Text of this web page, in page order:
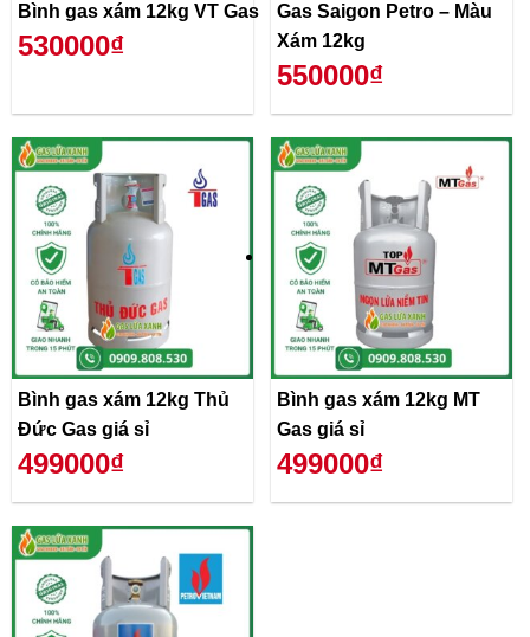
Bình gas xám 12kg VT Gas
530000₫
Gas Saigon Petro – Màu
Xám 12kg
550000₫
Bình gas xám 12kg Thủ
Đức Gas giá sỉ
499000₫
Bình gas xám 12kg MT
Gas giá sỉ
499000₫